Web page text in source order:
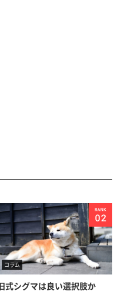
コラム
旧式シグマは良い選択肢か